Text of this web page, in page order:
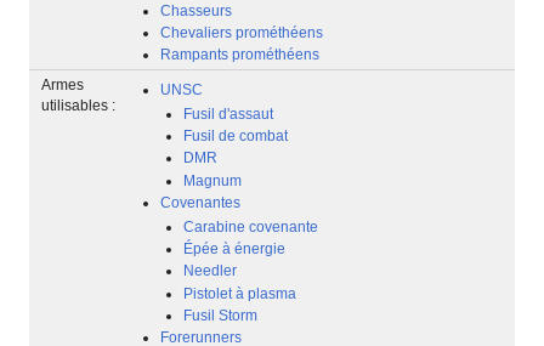
Chasseurs
Chevaliers prométhéens
Rampants prométhéens
Armes
utilisables :
UNSC
Fusil d'assaut
Fusil de combat
DMR
Magnum
Covenantes
Carabine covenante
Épée à énergie
Needler
Pistolet à plasma
Fusil Storm
Forerunners